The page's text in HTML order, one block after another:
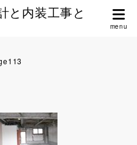
と内装工事と